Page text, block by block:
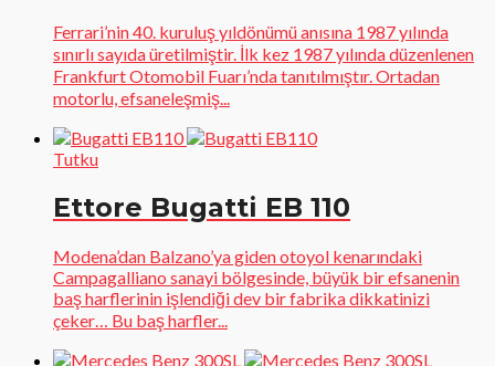
Ferrari’nin 40. kuruluş yıldönümü anısına 1987 yılında
sınırlı sayıda üretilmiştir. İlk kez 1987 yılında düzenlenen
Frankfurt Otomobil Fuarı’nda tanıtılmıştır. Ortadan
motorlu, efsaneleşmiş...
Tutku
Ettore Bugatti EB 110
Modena’dan Balzano’ya giden otoyol kenarındaki
Campagalliano sanayi bölgesinde, büyük bir efsanenin
baş harflerinin işlendiği dev bir fabrika dikkatinizi
çeker… Bu baş harfler...